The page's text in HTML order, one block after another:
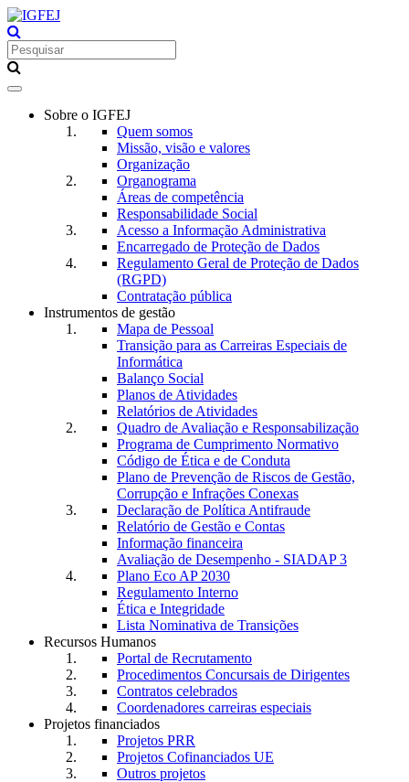
Toggle
navigationSobre o IGFEJ
Quem somos
Missão, visão e valores
Organização
Organograma
Áreas de competência
Responsabilidade Social
Acesso a Informação Administrativa
Encarregado de Proteção de Dados
Regulamento Geral de Proteção de Dados
(RGPD)
Contratação pública
Instrumentos de gestão
Mapa de Pessoal
Transição para as Carreiras Especiais de
Informática
Balanço Social
Planos de Atividades
Relatórios de Atividades
Quadro de Avaliação e Responsabilização
Programa de Cumprimento Normativo
Código de Ética e de Conduta
Plano de Prevenção de Riscos de Gestão,
Corrupção e Infrações Conexas
Declaração de Política Antifraude
Relatório de Gestão e Contas
Informação financeira
Avaliação de Desempenho - SIADAP 3
Plano Eco AP 2030
Regulamento Interno
Ética e Integridade
Lista Nominativa de Transições
Recursos Humanos
Portal de Recrutamento
Procedimentos Concursais de Dirigentes
Contratos celebrados
Coordenadores carreiras especiais
Projetos financiados
Projetos PRR
Projetos Cofinanciados UE
Outros projetos